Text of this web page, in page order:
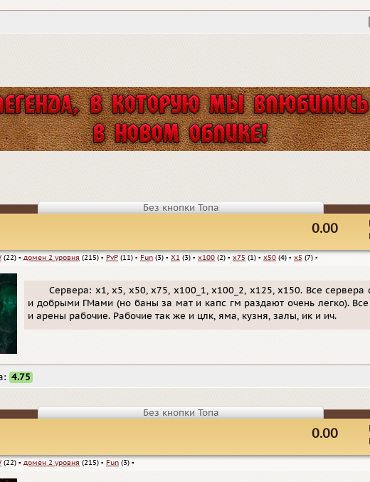
Без кнопки Топа
0.00
(22) ▪ домен 2 уровня (215) ▪ PvP (11) ▪ Fun (3) ▪ X1 (3) ▪ x100 (2) ▪ x75 (1) ▪ x50 (4) ▪ x5 (7) ▪
Cервера: х1, х5, х50, х75, х100_1, x100_2, х125, х150. Все сервера
и добрыми ГМами (но баны за мат и капс гм раздают очень легко).
и арены рабочие. Рабочие так же и цлк, яма, кузня, залы, ик и ич.
4.75
Без кнопки Топа
0.00
(22) ▪ домен 2 уровня (215) ▪ Fun (3) ▪